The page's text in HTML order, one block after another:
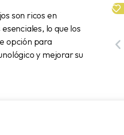
son ricos en
lo que los
opción para
y mejorar su